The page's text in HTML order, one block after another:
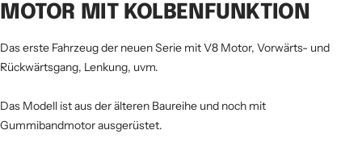
MOTOR MIT KOLBENFUNKTION
Das erste Fahrzeug der neuen Serie mit V8 Motor, Vorwärts- und
Rückwärtsgang, Lenkung, uvm.
Das Modell ist aus der älteren Baureihe und noch mit
Gummibandmotor ausgerüstet.